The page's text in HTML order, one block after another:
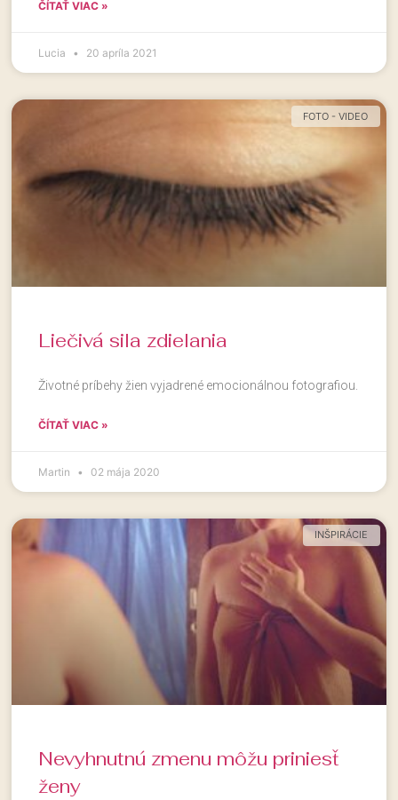
ČÍTAŤ VIAC »
Lucia 20 apríla 2021
FOTO - VIDEO
Liečivá sila zdielania
Životné príbehy žien vyjadrené emocionálnou fotografiou.
ČÍTAŤ VIAC »
Martin 02 mája 2020
INŠPIRÁCIE
Nevyhnutnú zmenu môžu priniesť
ženy